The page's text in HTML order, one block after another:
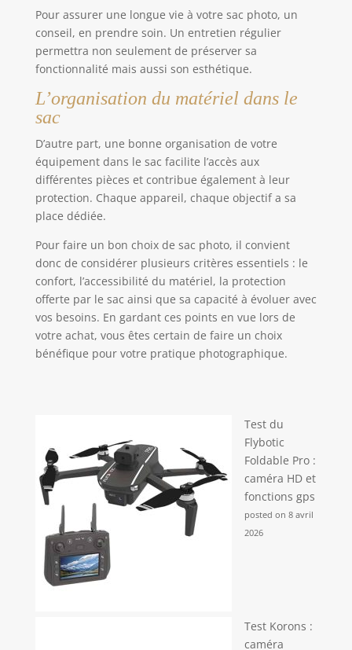
Pour assurer une longue vie à votre sac photo, un
conseil, en prendre soin. Un entretien régulier
permettra non seulement de préserver sa
fonctionnalité mais aussi son esthétique.
L’organisation du matériel dans le
sac
D’autre part, une bonne organisation de votre
équipement dans le sac facilite l’accès aux
différentes pièces et contribue également à leur
protection. Chaque appareil, chaque objectif a sa
place dédiée.
Pour faire un bon choix de sac photo, il convient
donc de considérer plusieurs critères essentiels : le
confort, l’accessibilité du matériel, la protection
offerte par le sac ainsi que sa capacité à évoluer avec
vos besoins. En gardant ces points en vue lors de
votre achat, vous êtes certain de faire un choix
bénéfique pour votre pratique photographique.
Test du
Flybotic
Foldable Pro :
caméra HD et
fonctions gps
posted on 8 avril
2026
Test Korons :
caméra